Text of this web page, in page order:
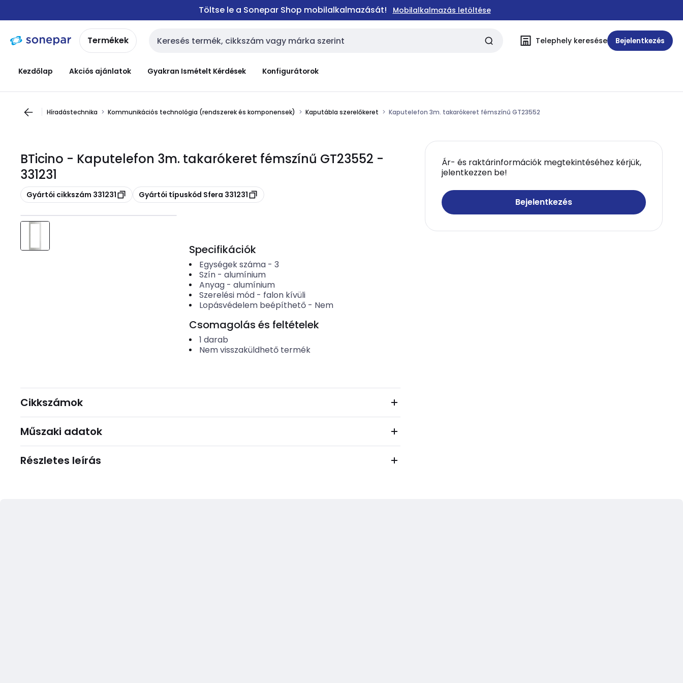
navigációhoztartalomra
Töltse le a Sonepar Shop mobilalkalmazását! Mobilalkalmazás letöltése
Termékek Keresési bemenet Telephely keresése Bejelentkezés
Kezdőlap Akciós ajánlatok Gyakran Ismételt Kérdések Konfigurátorok
Híradástechnika Kommunikációs technológia (rendszerek és komponensek) Kaputábla szerelőkeret Kaputelefon 3m. takarókeret fémszínű GT23552
BTicino - Kaputelefon 3m. takarókeret fémszínű GT23552 -
331231
Másolás
Gyártói cikkszám 331231 Másolás
Gyártói típuskód Sfera 331231
Ár- és raktárinformációk megtekintéséhez kérjük,
jelentkezzen be!
Bejelentkezés
Specifikációk
Egységek száma- 3
Szín- alumínium
Anyag- alumínium
Szerelési mód- falon kívüli
Lopásvédelem beépíthető- Nem
Csomagolás és feltételek
1 darab
Nem visszaküldhető termék
Cikkszámok
Műszaki adatok
Részletes leírás